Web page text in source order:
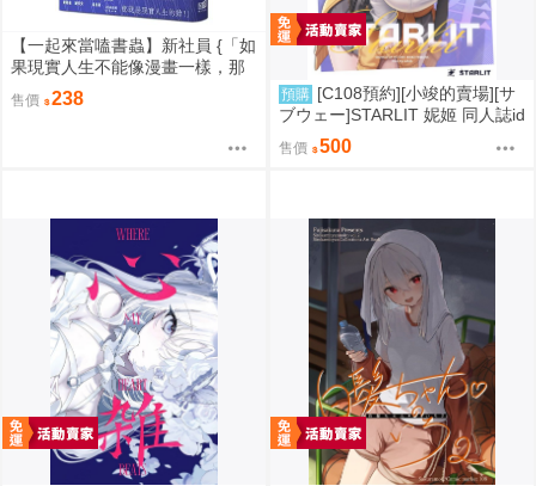
【一起來當嗑書蟲】新社員 {「如
果現實人生不能像漫畫一樣，那
就是現實人生的錯！」}
售價 238 預購 [C108預約][小竣的賣場][サ
ブウェー]STARLIT 妮姬 同人誌id
=3785606
售價 500